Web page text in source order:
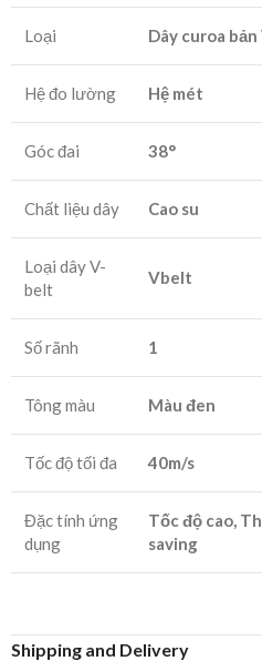
Loại Dây curoa bản
Hệ đo lường Hệ mét
Góc đai 38°
Chất liệu dây Cao su
Loại dây V-
belt
Vbelt
Số rãnh 1
Tông màu Màu đen
Tốc độ tối đa 40m/s
Đặc tính ứng
dụng
Tốc độ cao,
saving
Shipping and Delivery